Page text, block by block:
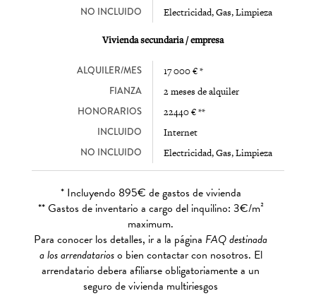
NO INCLUIDO Electricidad, Gas, Limpieza
Vivienda secundaria / empresa
ALQUILER/MES 17 000 € *
FIANZA 2 meses de alquiler
HONORARIOS 22440 € **
INCLUIDO Internet
NO INCLUIDO Electricidad, Gas, Limpieza
* Incluyendo 895€ de gastos de vivienda
** Gastos de inventario a cargo del inquilino: 3€/m²
maximum.
Para conocer los detalles, ir a la página FAQ destinada
a los arrendatarioso bien contactar con nosotros. El
arrendatario debera afiliarse obligatoriamente a un
seguro de vivienda multiriesgos